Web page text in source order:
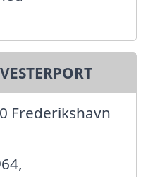
Frederikshavn